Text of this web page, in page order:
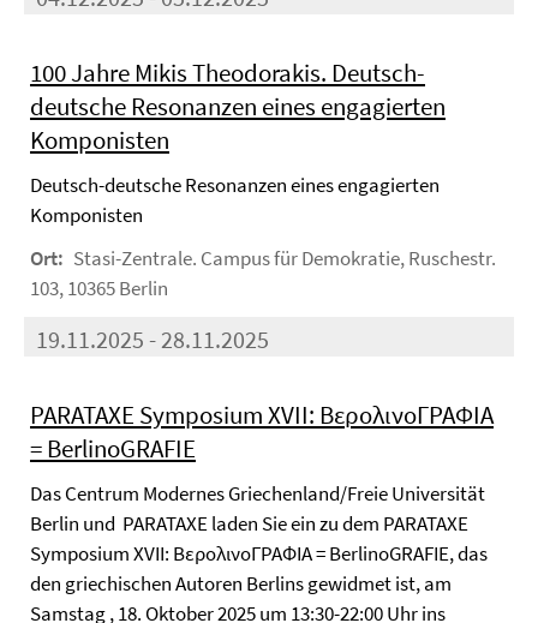
100 Jahre Mikis Theodorakis. Deutsch-
deutsche Resonanzen eines engagierten
Komponisten
Deutsch-deutsche Resonanzen eines engagierten
Komponisten
Ort: Stasi-Zentrale. Campus für Demokratie, Ruschestr.
103, 10365 Berlin
19.11.2025 - 28.11.2025
PARATAXE Symposium XVII: ΒερολινοΓΡΑΦΙA
= BerlinoGRAFIE
Das Centrum Modernes Griechenland/Freie Universität
Berlin und PARATAXE laden Sie ein zu dem PARATAXE
Symposium XVII: ΒερολινοΓΡΑΦΙA = BerlinoGRAFIE, das
den griechischen Autoren Berlins gewidmet ist, am
Samstag , 18. Oktober 2025 um 13:30-22:00 Uhr ins